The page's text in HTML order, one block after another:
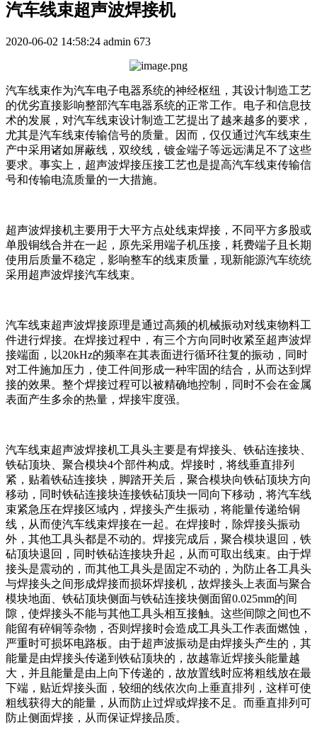
汽车线束超声波焊接机
2020-06-02 14:58:24 admin 673
汽车线束作为汽车电子电器系统的神经枢纽，其设计制造工艺
的优劣直接影响整部汽车电器系统的正常工作。电子和信息技
术的发展，对汽车线束设计制造工艺提出了越来越多的要求，
尤其是汽车线束传输信号的质量。因而，仅仅通过汽车线束生
产中采用诸如屏蔽线，双绞线，镀金端子等远远满足不了这些
要求。事实上，超声波焊接压接工艺也是提高汽车线束传输信
号和传输电流质量的一大措施。
超声波焊接机主要用于大平方点处线束焊接，不同平方多股或
单股铜线合并在一起，原先采用端子机压接，耗费端子且长期
使用后质量不稳定，影响整车的线束质量，现新能源汽车统统
采用超声波焊接汽车线束。
汽车线束超声波焊接原理是通过高频的机械振动对线束物料工
件进行焊接。在焊接过程中，有三个方向同时收紧至超声波焊
接端面，以20kHz的频率在其表面进行循环往复的振动，同时
对工件施加压力，使工件间形成一种牢固的结合，从而达到焊
接的效果。整个焊接过程可以被精确地控制，同时不会在金属
表面产生多余的热量，焊接牢度强。
汽车线束超声波焊接机工具头主要是有焊接头、铁砧连接块、
铁砧顶块、聚合模块4个部件构成。焊接时，将线垂直排列
紧，贴着铁砧连接块，脚踏开关后，聚合模块向铁砧顶块方向
移动，同时铁砧连接块连接铁砧顶块一同向下移动，将汽车线
束紧急压在焊接区域内，焊接头产生振动，将能量传递给铜
线，从而使汽车线束焊接在一起。在焊接时，除焊接头振动
外，其他工具头都是不动的。焊接完成后，聚合模块退回，铁
砧顶块退回，同时铁砧连接块升起，从而可取出线束。由于焊
接头是震动的，而其他工具头是固定不动的，为防止各工具头
与焊接头之间形成焊接而损坏焊接机，故焊接头上表面与聚合
模块地面、铁砧顶块侧面与铁砧连接块侧面留0.025mm的间
隙，使焊接头不能与其他工具头相互接触。这些间隙之间也不
能留有碎铜等杂物，否则焊接时会造成工具头工作表面燃蚀，
严重时可损坏电路板。由于超声波振动是由焊接头产生的，其
能量是由焊接头传递到铁砧顶块的，故越靠近焊接头能量越
大，并且能量是由上向下传递的，故放置线时应将粗线放在最
下端，贴近焊接头面，较细的线依次向上垂直排列，这样可使
粗线获得大的能量，从而防止过焊或焊接不足。而垂直排列可
防止侧面焊接，从而保证焊接品质。